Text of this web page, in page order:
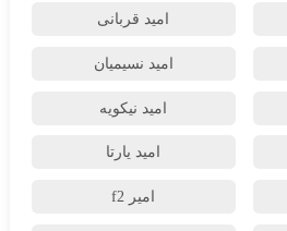
امید قربانی
امید نسیمیان
امید نیکویه
امید یارتا
امیر f2